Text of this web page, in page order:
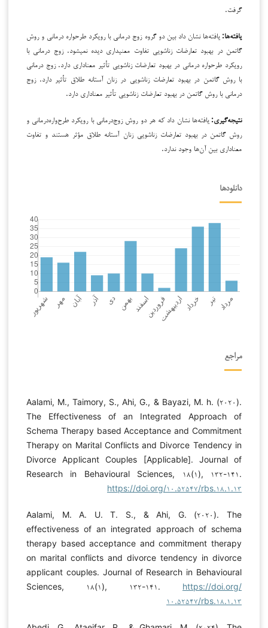
گرفت.
یافته‌ها:یافته‌ها نشان داد بین دو گروه زوج درمانی با رویکرد طرح­واره درمانی و روش
گاتمن در بهبود تعارضات زناشویی تفاوت معنی­داری دیده نمی­شود. زوج درمانی با
رویکرد طرح­واره درمانی در بهبود تعارضات زناشویی تأثیر معناداری دارد. زوج درمانی
با روش گاتمن در بهبود تعارضات زناشویی در زنان آستانه طلاق تأثیر دارد. زوج
درمانی با روش گاتمن در بهبود تعارضات زناشویی تأثیر معناداری دارد.
نتیجه‌گیری:یافته‌ها نشان داد که هر دو روش زوج‌درمانی با رویکرد طرح‌واره‌درمانی و
روش گاتمن در بهبود تعارضات زناشویی زنان آستانه طلاق مؤثر هستند و تفاوت
معناداری بین آن‌ها وجود ندارد.
دانلودها
مراجع
Aalami, M., Taimory, S., Ahi, G., & Bayazi, M. h. (۲۰۲۰).
The Effectiveness of an Integrated Approach of
Schema Therapy based Acceptance and Commitment
Therapy on Marital Conflicts and Divorce Tendency in
Divorce Applicant Couples [Applicable]. Journal of
Research in Behavioural Sciences, ۱۸(۱), ۱۳۲-۱۴۱.
https://doi.org/۱۰.۵۲۵۴۷/rbs.۱۸.۱.۱۳
Aalami, M. A. U. T. S., & Ahi, G. (۲۰۲۰). The
effectiveness of an integrated approach of schema
therapy based acceptance and commitment therapy
on marital conflicts and divorce tendency in divorce
applicant couples. Journal of Research in Behavioural
Sciences, ۱۸(۱), ۱۳۲-۱۴۱. https://doi.org/
۱۰.۵۲۵۴۷/rbs.۱۸.۱.۱۳